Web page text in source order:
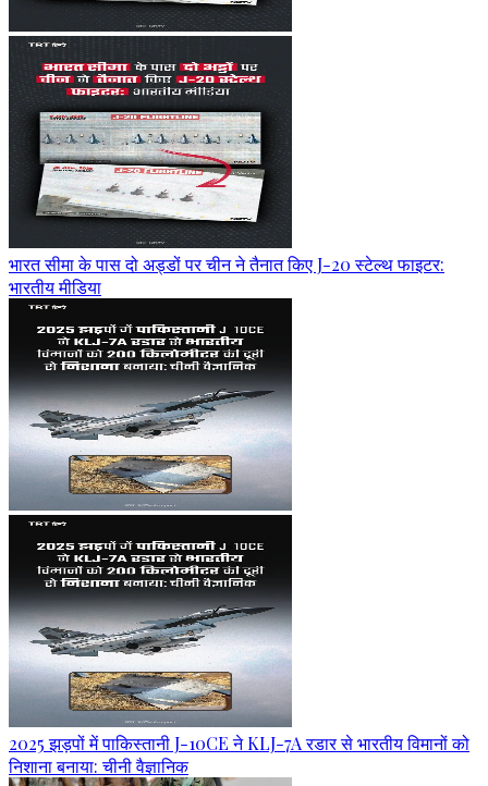
भारत सीमा के पास दो अड्डों पर चीन ने तैनात किए J-20 स्टेल्थ फाइटर:
भारतीय मीडिया
2025 झड़पों में पाकिस्तानी J-10CE ने KLJ-7A रडार से भारतीय विमानों को
निशाना बनाया: चीनी वैज्ञानिक